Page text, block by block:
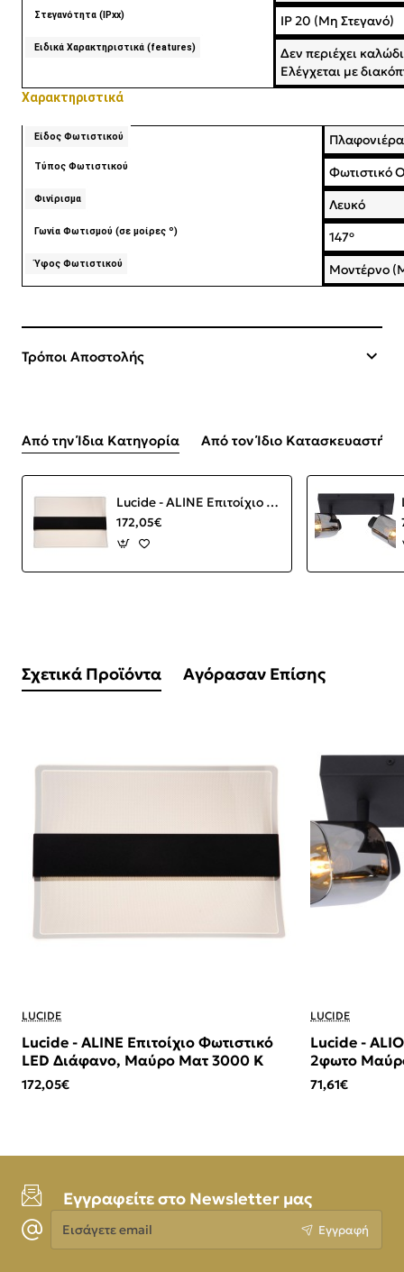
Στεγανότητα (IPxx) IP 20 (Μη Στεγανό)
Ειδικά Χαρακτηριστικά (features)
Δεν περιέχει
Ελέγχεται με
Χαρακτηριστικά
Είδος Φωτιστικού Πλαφονιέρα
Τύπος Φωτιστικού Φωτιστικό
Φινίρισμα Λευκό
Γωνία Φωτισμού (σε μοίρες º) 147º
Ύφος Φωτιστικού Μοντέρνο
Τρόποι Αποστολής
Από την Ίδια Κατηγορία Από τον Ίδιο Κατασκευαστή
Lucide - ALINE Επιτοίχιο Φωτιστικό LED Διάφανο, Μαύρο Ματ 3000 K
172,05€
Σχετικά Προϊόντα Αγόρασαν Επίσης
LUCIDE
Lucide - ALINE Επιτοίχιο Φωτιστικό
LED Διάφανο, Μαύρο Ματ 3000 K
172,05€
LUCIDE
Lucide -
2φωτο
(Smoke)
71,61€
Εγγραφείτε στο Newsletter μας
Εισάγετε
email
Εγγραφή